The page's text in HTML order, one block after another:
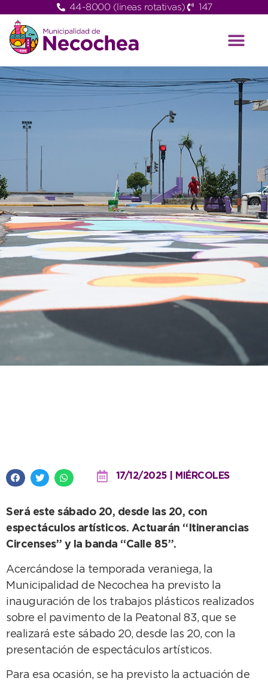
44-8000 (lineas rotativas) 147
17/12/2025 | MIÉRCOLES
Será este sábado 20, desde las 20, con
espectáculos artísticos. Actuarán “Itinerancias
Circenses” y la banda “Calle 85”.
Acercándose la temporada veraniega, la
Municipalidad de Necochea ha previsto la
inauguración de los trabajos plásticos realizados
sobre el pavimento de la Peatonal 83, que se
realizará este sábado 20, desde las 20, con la
presentación de espectáculos artísticos.
Para esa ocasión, se ha previsto la actuación de